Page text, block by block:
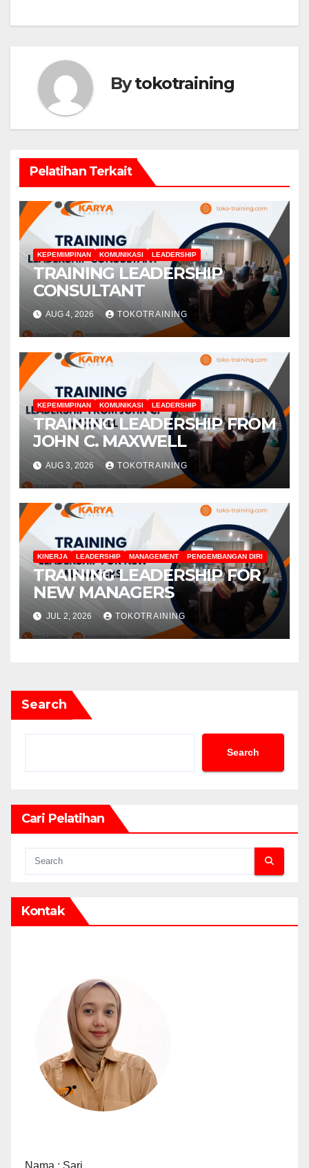
Bytokotraining
Pelatihan Terkait
KEPEMIMPINAN KOMUNIKASI LEADERSHIP
TRAINING LEADERSHIP
CONSULTANT
AUG 4, 2026 TOKOTRAINING
KEPEMIMPINAN KOMUNIKASI LEADERSHIP
TRAINING LEADERSHIP FROM
JOHN C. MAXWELL
AUG 3, 2026 TOKOTRAINING
KINERJA LEADERSHIP MANAGEMENT PENGEMBANGAN DIRI
TRAINING LEADERSHIP FOR
NEW MANAGERS
JUL 2, 2026 TOKOTRAINING
Search
Search
Cari Pelatihan
Kontak